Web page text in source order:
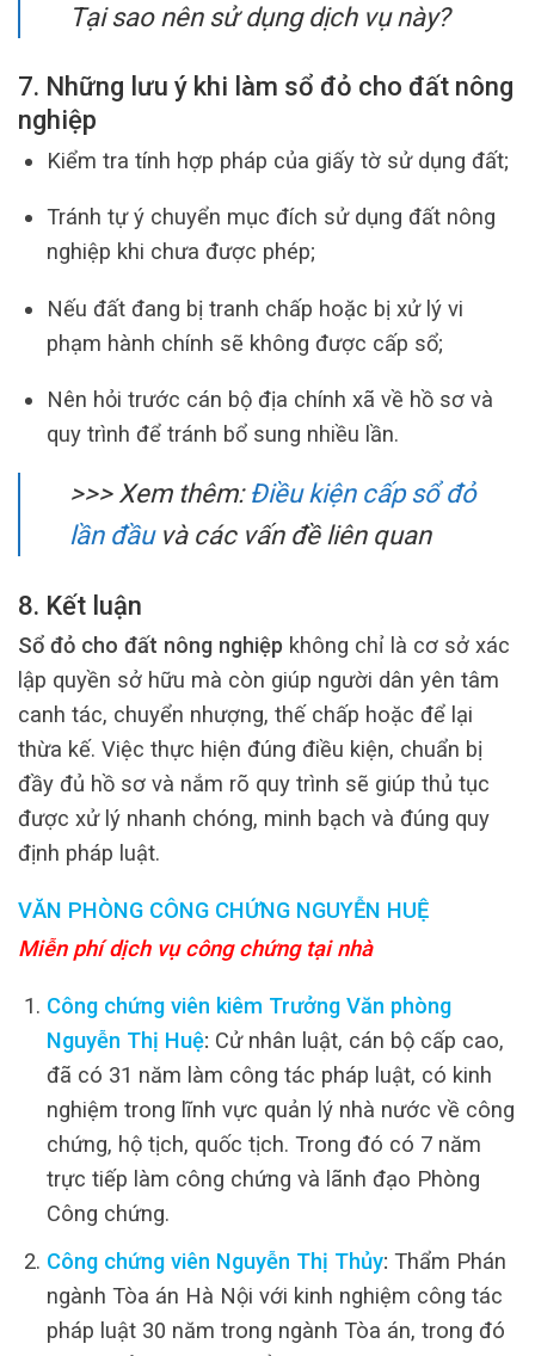
Tại sao nên sử dụng dịch vụ này?
7. Những lưu ý khi làm sổ đỏ cho đất nông
nghiệp
Kiểm tra tính hợp pháp của giấy tờ sử dụng đất;
Tránh tự ý chuyển mục đích sử dụng đất nông
nghiệp khi chưa được phép;
Nếu đất đang bị tranh chấp hoặc bị xử lý vi
phạm hành chính sẽ không được cấp sổ;
Nên hỏi trước cán bộ địa chính xã về hồ sơ và
quy trình để tránh bổ sung nhiều lần.
>>> Xem thêm: Điều kiện cấp sổ đỏ
lần đầuvà các vấn đề liên quan
8. Kết luận
Sổ đỏ cho đất nông nghiệp không chỉ là cơ sở xác
lập quyền sở hữu mà còn giúp người dân yên tâm
canh tác, chuyển nhượng, thế chấp hoặc để lại
thừa kế. Việc thực hiện đúng điều kiện, chuẩn bị
đầy đủ hồ sơ và nắm rõ quy trình sẽ giúp thủ tục
được xử lý nhanh chóng, minh bạch và đúng quy
định pháp luật.
VĂN PHÒNG CÔNG CHỨNG NGUYỄN HUỆ
Miễn phí dịch vụ công chứng tại nhà
Công chứng viên kiêm Trưởng Văn phòng
Nguyễn Thị Huệ: Cử nhân luật, cán bộ cấp cao,
đã có 31 năm làm công tác pháp luật, có kinh
nghiệm trong lĩnh vực quản lý nhà nước về công
chứng, hộ tịch, quốc tịch. Trong đó có 7 năm
trực tiếp làm công chứng và lãnh đạo Phòng
Công chứng.
Công chứng viên Nguyễn Thị Thủy: Thẩm Phán
ngành Tòa án Hà Nội với kinh nghiệm công tác
pháp luật 30 năm trong ngành Tòa án, trong đó